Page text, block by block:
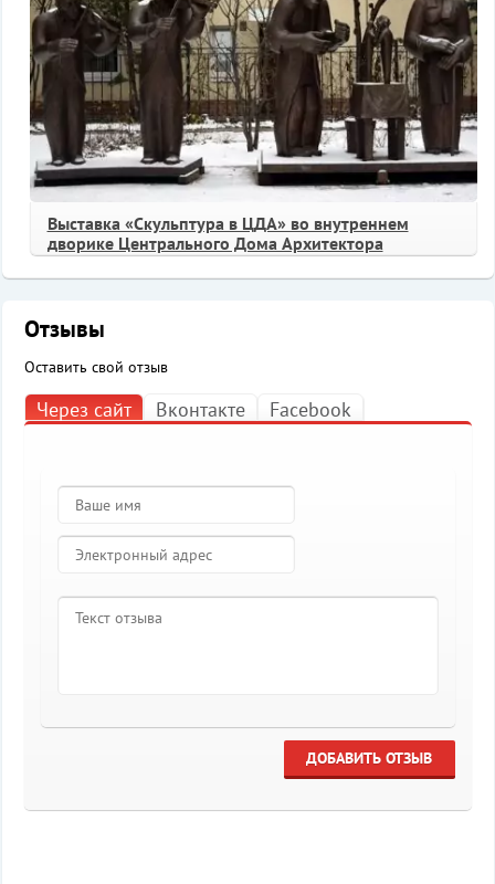
Выставка «Скульптура в ЦДА» во внутреннем
дворике Центрального Дома Архитектора
Отзывы
Оставить свой отзыв
Через сайт Вконтакте Facebook
ДОБАВИТЬ ОТЗЫВ